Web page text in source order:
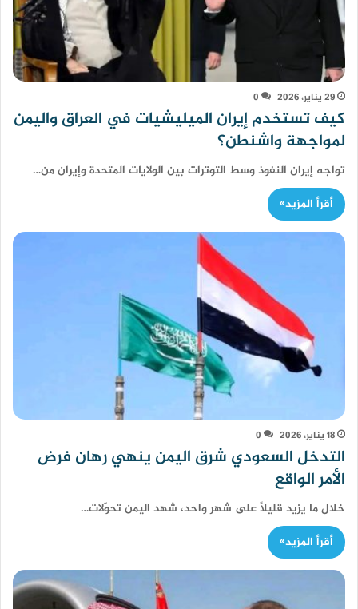
29 يناير، 2026 0
كيف تستخدم إيران الميليشيات في العراق واليمن
لمواجهة واشنطن؟
تواجه إيران النفوذ وسط التوترات بين الولايات المتحدة وإيران من…
أقرأ المزيد»
18 يناير، 2026 0
التدخل السعودي شرق اليمن ينهي رهان فرض
الأمر الواقع
خلال ما يزيد قليلًا على شهر واحد، شهد اليمن تحوّلات…
أقرأ المزيد»